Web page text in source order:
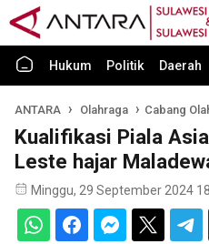
Hukum Politik Daerah
ANTARA Olahraga Cabang
Kualifikasi Piala
Leste hajar
Minggu, 29 September 2024